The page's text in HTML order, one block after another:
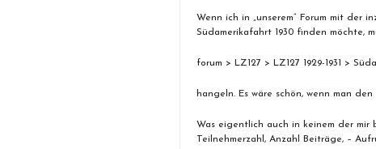
Wenn ich in „unserem“ Forum mit der
Südamerikafahrt 1930 finden möchte,
forum > LZ127 > LZ127 1929-1931 >
hangeln. Es wäre schön, wenn man
Was eigentlich auch in keinem der mir
Teilnehmerzahl, Anzahl Beiträge, –